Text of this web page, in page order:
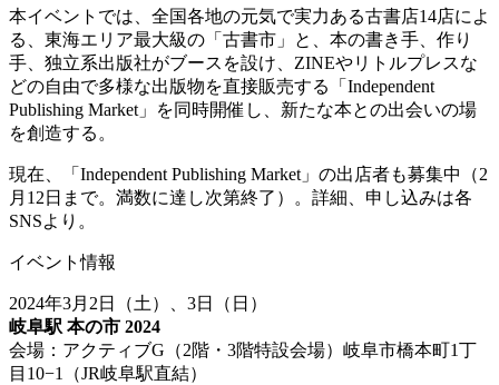
本イベントでは、全国各地の元気で実力ある古書店14店によ
る、東海エリア最大級の「古書市」と、本の書き手、作り
手、独立系出版社がブースを設け、ZINEやリトルプレスな
どの自由で多様な出版物を直接販売する「Independent
Publishing Market」を同時開催し、新たな本との出会いの場
を創造する。
現在、「Independent Publishing Market」の出店者も募集中（2
月12日まで。満数に達し次第終了）。詳細、申し込みは各
SNSより。
イベント情報
2024年3月2日（土）、3日（日）
岐阜駅 本の市 2024
会場：アクティブG（2階・3階特設会場）岐阜市橋本町1丁
目10−1（JR岐阜駅直結）